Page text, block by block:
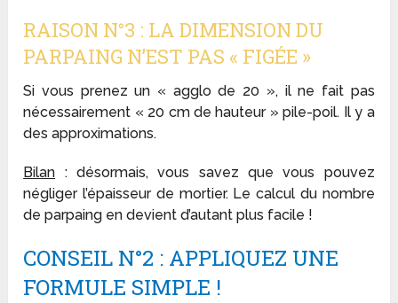
RAISON N°3 : LA DIMENSION DU
PARPAING N’EST PAS « FIGÉE »
Si vous prenez un « agglo de 20 », il ne fait pas
nécessairement « 20 cm de hauteur » pile-poil. Il y a
des approximations.
Bilan : désormais, vous savez que vous pouvez
négliger l’épaisseur de mortier. Le calcul du nombre
de parpaing en devient d’autant plus facile !
CONSEIL N°2 : APPLIQUEZ UNE
FORMULE SIMPLE !